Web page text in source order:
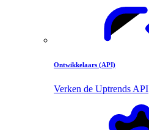
Ontwikkelaars (API)
Verken de Uptrends API